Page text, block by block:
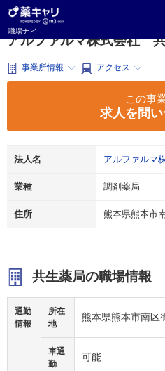
職場ナビ
薬キャリ 職場ナビ
アルファルマ株式会社
アルファルマ株式会社
事業所情報 アクセス
この事
求人を問
法人名 アルファルマ
業種 調剤薬局
住所 熊本県熊本市
共生薬局の職場情報
通勤
情報
所在
地
熊本県熊本市南区
車通
勤
可能